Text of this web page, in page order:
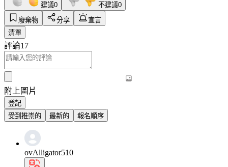
建議0 不建議0
廢棄物
分享
宣言
清單
評論17
附上圖片
登記
受到推崇的
最新的 報名順序
ovAlligator510